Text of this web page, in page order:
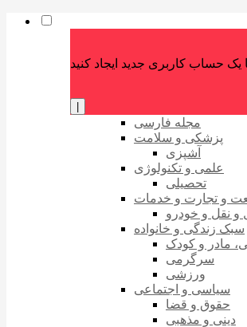
مجله فارسی
پزشکی و سلامت
آشپزی
علمی و تکنولوژی
تحصیلی
و تجارت و خدمات
و نقل و خودرو
سبک زندگی و خانواده
مادر و کودک
سرگرمی
ورزشی
سیاسی و اجتماعی
حقوق و قضا
دینی و مذهبی